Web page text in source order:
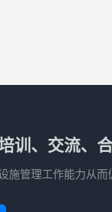
训、交流、
管理工作能力从而